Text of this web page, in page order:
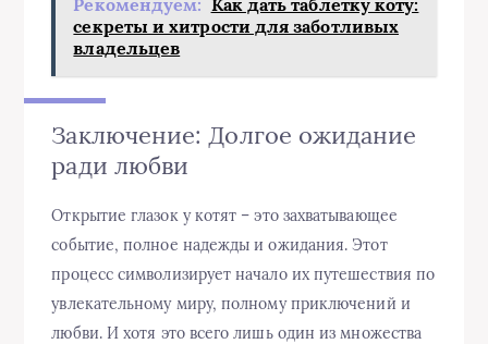
Рекомендуем: Как дать таблетку коту:
секреты и хитрости для заботливых
владельцев
Заключение: Долгое ожидание
ради любви
Открытие глазок у котят – это захватывающее
событие, полное надежды и ожидания. Этот
процесс символизирует начало их путешествия по
увлекательному миру, полному приключений и
любви. И хотя это всего лишь один из множества